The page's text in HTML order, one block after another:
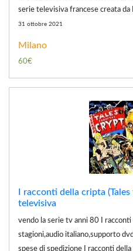
serie televisiva francese creata da
31 ottobre 2021
Milano
60€
I racconti della cripta
televisiva
vendo la serie tv anni 80 I
stagioni,audio italiano,supporto
spese di spedizione I racconti